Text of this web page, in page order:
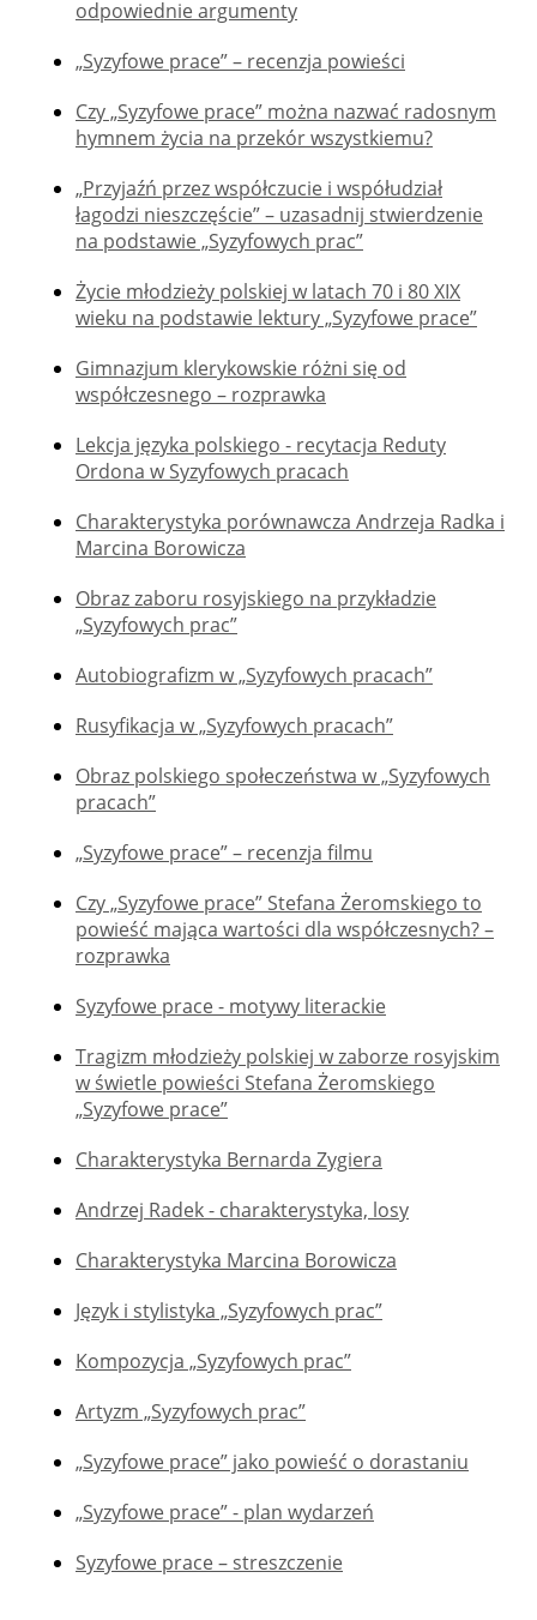
odpowiednie argumenty
„Syzyfowe prace” – recenzja powieści
Czy „Syzyfowe prace” można nazwać radosnym
hymnem życia na przekór wszystkiemu?
„Przyjaźń przez współczucie i współudział
łagodzi nieszczęście” – uzasadnij stwierdzenie
na podstawie „Syzyfowych prac”
Życie młodzieży polskiej w latach 70 i 80 XIX
wieku na podstawie lektury „Syzyfowe prace”
Gimnazjum klerykowskie różni się od
współczesnego – rozprawka
Lekcja języka polskiego - recytacja Reduty
Ordona w Syzyfowych pracach
Charakterystyka porównawcza Andrzeja Radka i
Marcina Borowicza
Obraz zaboru rosyjskiego na przykładzie
„Syzyfowych prac”
Autobiografizm w „Syzyfowych pracach”
Rusyfikacja w „Syzyfowych pracach”
Obraz polskiego społeczeństwa w „Syzyfowych
pracach”
„Syzyfowe prace” – recenzja filmu
Czy „Syzyfowe prace” Stefana Żeromskiego to
powieść mająca wartości dla współczesnych? –
rozprawka
Syzyfowe prace - motywy literackie
Tragizm młodzieży polskiej w zaborze rosyjskim
w świetle powieści Stefana Żeromskiego
„Syzyfowe prace”
Charakterystyka Bernarda Zygiera
Andrzej Radek - charakterystyka, losy
Charakterystyka Marcina Borowicza
Język i stylistyka „Syzyfowych prac”
Kompozycja „Syzyfowych prac”
Artyzm „Syzyfowych prac”
„Syzyfowe prace” jako powieść o dorastaniu
„Syzyfowe prace” - plan wydarzeń
Syzyfowe prace – streszczenie